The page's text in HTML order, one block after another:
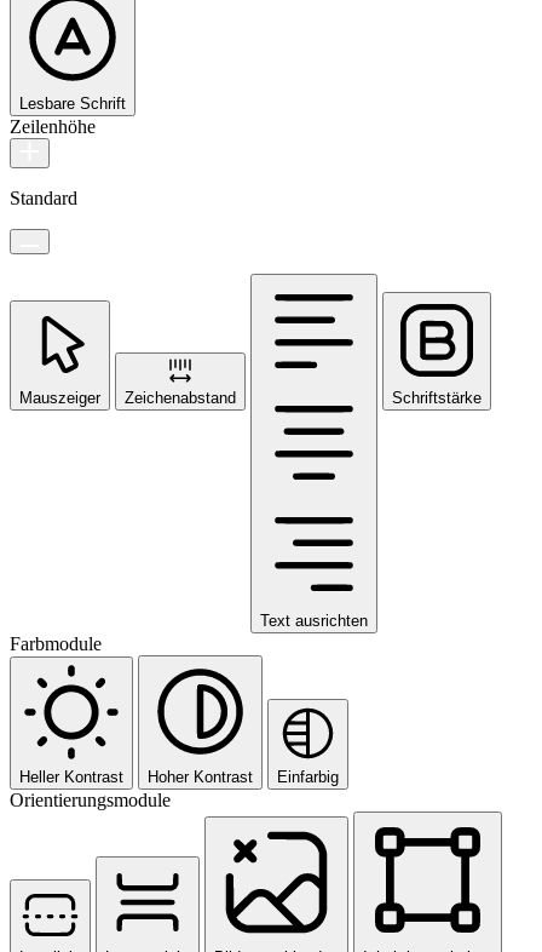
Lesbare Schrift
Zeilenhöhe
Standard
Mauszeiger Zeichenabstand
Text ausrichten
Schriftstärke
Farbmodule
Heller Kontrast Hoher Kontrast Einfarbig
Orientierungsmodule